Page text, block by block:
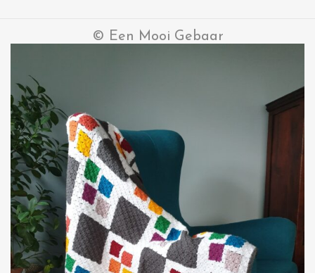
© Een Mooi Gebaar